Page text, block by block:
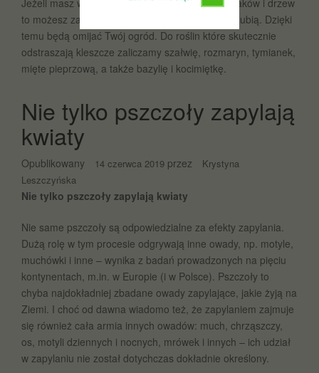
Jeżeli masz w ogrodzie lub na działce sporo krzaków i drzew
to możesz zasadzić rośliny których kleszcze nie lubią. Dzięki
temu będą omijać Twój ogród. Do roślin które skutecznie
odstraszają kleszcze zaliczamy szałwię, rozmaryn, tymianek,
mięte pieprzową, a także bazylię i kocimiętkę.
Nie tylko pszczoły zapylają
kwiaty
Opublikowany 14 czerwca 2019 przez
Krystyna
Leszczyńska
Nie tylko pszczoły zapylają kwiaty
Nie same pszczoły są odpowiedzialne za efekty zapylania.
Dużą rolę w tym procesie odgrywają inne owady, np. motyle,
muchówki i inne – wynika z badań prowadzonych na pięciu
kontynentach, m.in. w Europie (i w Polsce). Pszczoły to
chyba najdokładniej zbadane owady zapylające, jakie żyją na
Ziemi. I choć od dawna wiadomo też, że zapylaniem zajmuje
się również cała armia innych owadów: much, chrząszczy,
os, motyli dziennych i nocnych, mrówek i innych – ich udział
w zapylaniu nie został dotychczas dokładnie określony.